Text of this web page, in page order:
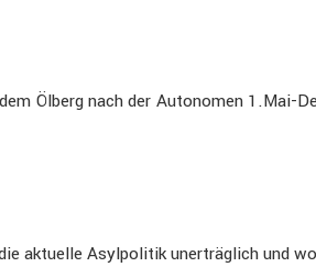
Ölberg nach der Autonomen 1.Mai-
aktuelle Asylpo­litik unerträg­lich und